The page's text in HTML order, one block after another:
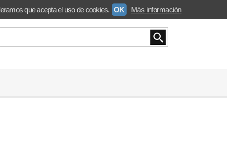
que acepta el uso de cookies. OK Más información